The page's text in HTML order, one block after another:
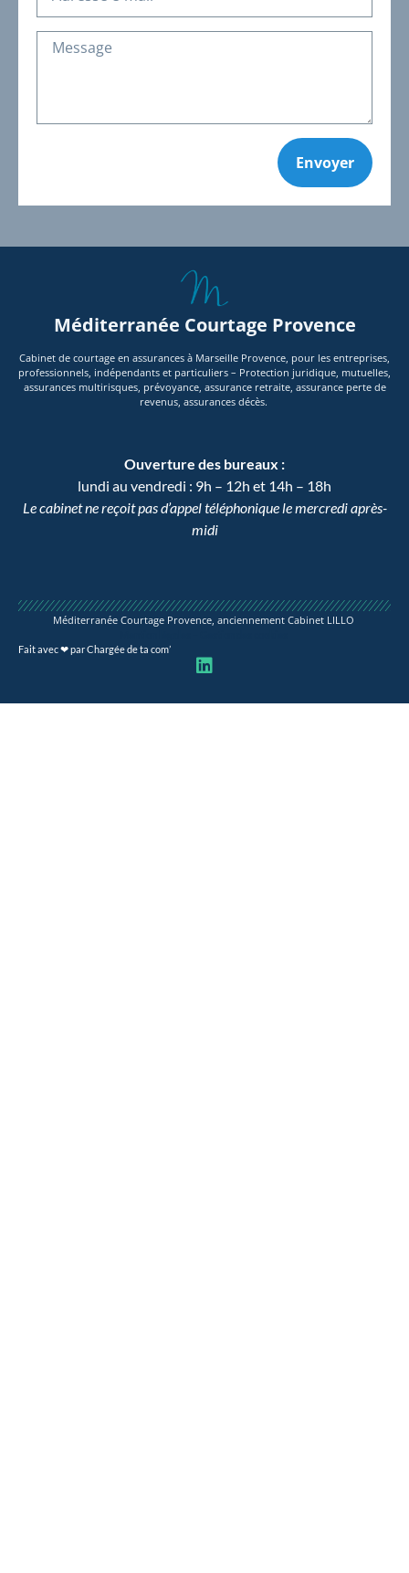
Envoyer
Méditerranée Courtage Provence
Cabinet de courtage en assurances à Marseille Provence, pour les entreprises,
professionnels, indépendants et particuliers – Protection juridique, mutuelles,
assurances multirisques, prévoyance, assurance retraite, assurance perte de
revenus, assurances décès.
Ouverture des bureaux :
lundi au vendredi : 9h – 12h et 14h – 18h
Le cabinet ne reçoit pas d’appel téléphonique le mercredi après-
midi
Méditerranée Courtage Provence, anciennement Cabinet LILLO
Fait avec ❤ par Chargée de ta com’